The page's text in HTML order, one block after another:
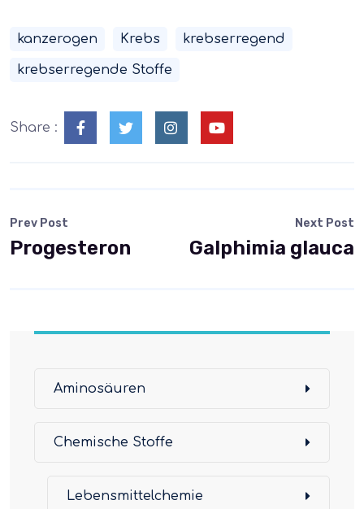
kanzerogen Krebs krebserregend
krebserregende Stoffe
Share :
Prev Post
Progesteron
Next Post
Galphimia glauca
Aminosäuren
Chemische Stoffe
Lebensmittelchemie